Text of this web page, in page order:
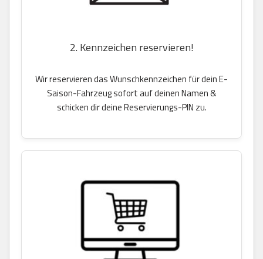
2. Kennzeichen reservieren!
Wir reservieren das Wunschkennzeichen für dein E-
Saison-Fahrzeug sofort auf deinen Namen &
schicken dir deine Reservierungs-PIN zu.